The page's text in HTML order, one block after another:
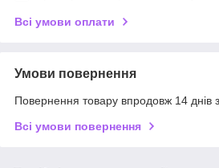
Всі умови оплати
Умови повернення
Повернення товару впродовж 14 днів
Всі умови повернення